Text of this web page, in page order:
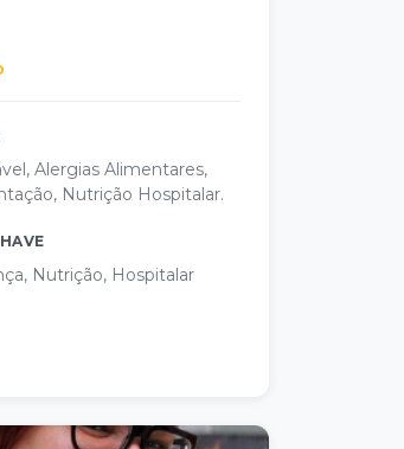
Alergias Alimentares,
Nutrição Hospitalar.
Nutrição, Hospitalar